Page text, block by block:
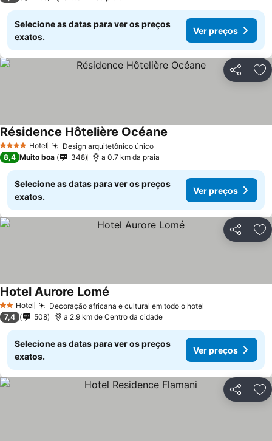
Selecione as datas para ver os preços
exatos.
Ver preços
Partilhar
4 EstrelasHotel Design arquitetônico único
Résidence Hôtelière Océane
8,4 Muito boa 348 a 0.7 km da praia
Selecione as datas para ver os preços
exatos.
Ver preços
Partilhar
2 Estrelas
Hotel Decoração africana e cultural em todo o hotel
Hotel Aurore Lomé
7,4 508 a 2.9 km de Centro da cidade
Selecione as datas para ver os preços
exatos.
Ver preços
Partilhar